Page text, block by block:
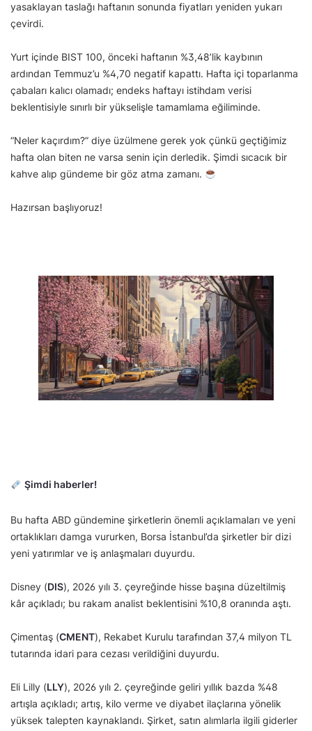
yasaklayan taslağı haftanın sonunda fiyatları yeniden yukarı
çevirdi.
Yurt içinde BIST 100, önceki haftanın %3,48’lik kaybının
ardından Temmuz’u %4,70 negatif kapattı. Hafta içi toparlanma
çabaları kalıcı olamadı; endeks haftayı istihdam verisi
beklentisiyle sınırlı bir yükselişle tamamlama eğiliminde.
“Neler kaçırdım?” diye üzülmene gerek yok çünkü geçtiğimiz
hafta olan biten ne varsa senin için derledik. Şimdi sıcacık bir
kahve alıp gündeme bir göz atma zamanı.
Hazırsan başlıyoruz!
Şimdi haberler!
Bu hafta ABD gündemine şirketlerin önemli açıklamaları ve yeni
ortaklıkları damga vururken, Borsa İstanbul’da şirketler bir dizi
yeni yatırımlar ve iş anlaşmaları duyurdu.
Disney (DIS), 2026 yılı 3. çeyreğinde hisse başına düzeltilmiş
kâr açıkladı; bu rakam analist beklentisini %10,8 oranında aştı.
Çimentaş (CMENT), Rekabet Kurulu tarafından 37,4 milyon TL
tutarında idari para cezası verildiğini duyurdu.
Eli Lilly (LLY), 2026 yılı 2. çeyreğinde geliri yıllık bazda %48
artışla açıkladı; artış, kilo verme ve diyabet ilaçlarına yönelik
yüksek talepten kaynaklandı. Şirket, satın alımlarla ilgili giderler